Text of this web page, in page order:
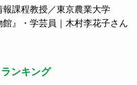
課程教授／東京農業大学
館』・学芸員｜木村李花子さん
ランキング